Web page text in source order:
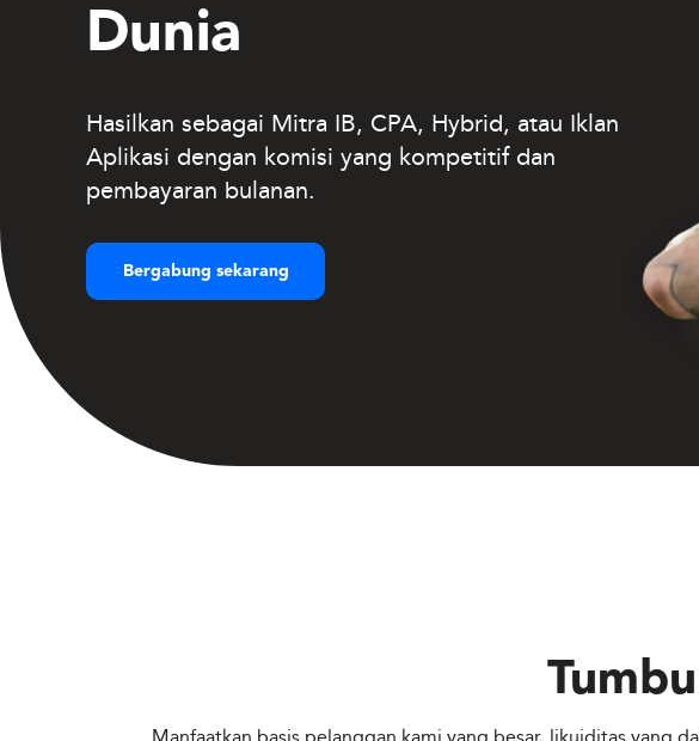
Dunia
Hasilkan sebagai Mitra IB, CPA, Hybrid, atau Iklan
Aplikasi dengan komisi yang kompetitif dan
pembayaran bulanan.
Bergabung sekarang